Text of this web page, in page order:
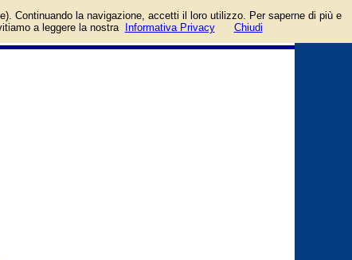
guida
Continuando la navigazione, accetti il loro utilizzo. Per saperne di più e
a leggere la nostra
Informativa Privacy Chiudi